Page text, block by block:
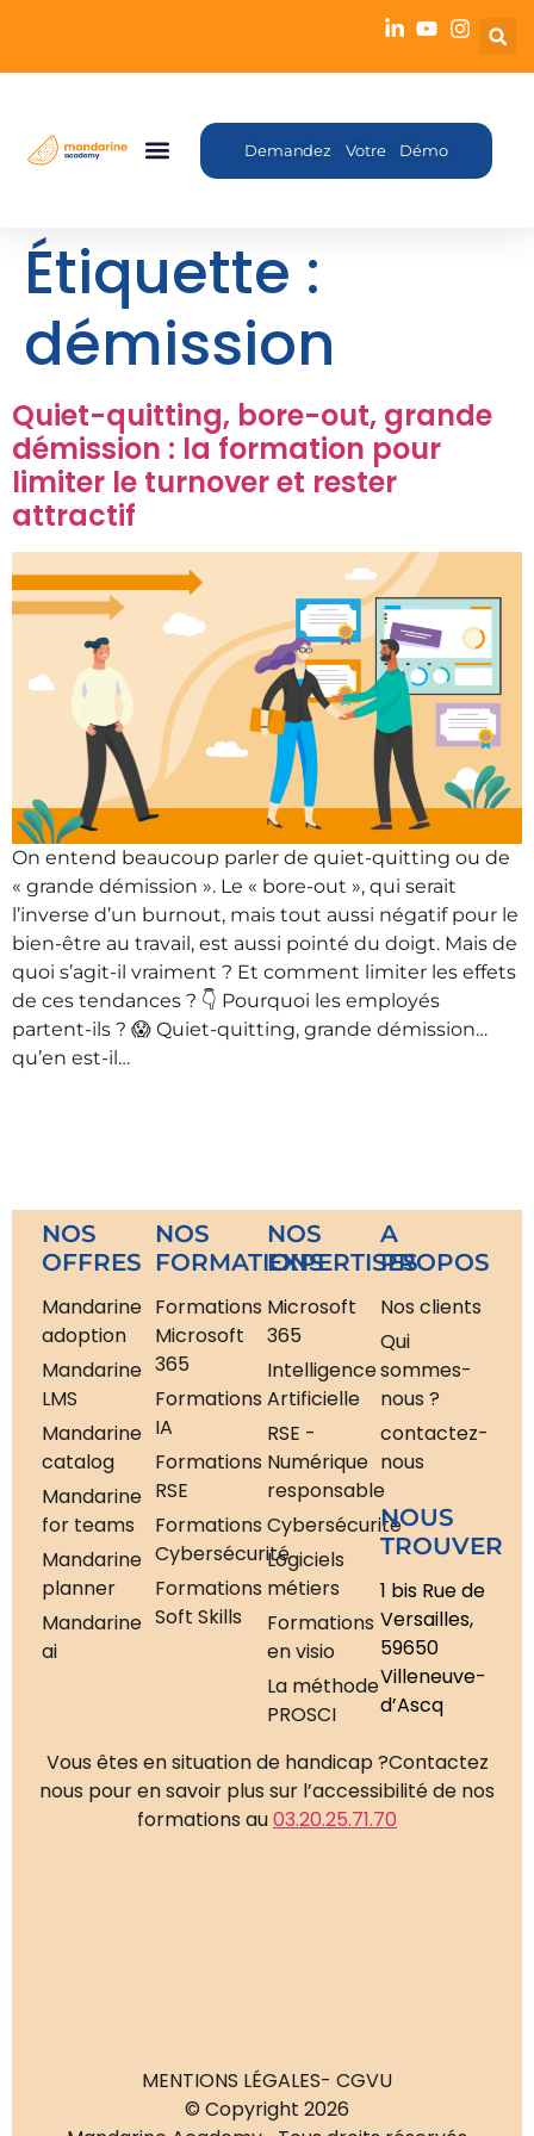
Demandez Votre Démo
Étiquette :
démission
Quiet-quitting, bore-out, grande
démission : la formation pour
limiter le turnover et rester
attractif
On entend beaucoup parler de quiet-quitting ou de
« grande démission ». Le « bore-out », qui serait
l’inverse d’un burnout, mais tout aussi négatif pour le
bien-être au travail, est aussi pointé du doigt. Mais de
quoi s’agit-il vraiment ? Et comment limiter les effets
de ces tendances ? 👇 Pourquoi les employés
partent-ils ? 😱 Quiet-quitting, grande démission…
qu’en est-il…
NOS
OFFRES
Mandarine
adoption
Mandarine
LMS
Mandarine
catalog
Mandarine
for teams
Mandarine
planner
Mandarine
ai
NOS
FORMATIONS
Formations
Microsoft
365
Formations
IA
Formations
RSE
Formations
Cybersécurité
Formations
Soft Skills
NOS
EXPERTISES
Microsoft
365
Intelligence
Artificielle
RSE -
Numérique
responsable
Cybersécurité
Logiciels
métiers
Formations
en visio
La méthode
PROSCI
A
PROPOS
Nos clients
Qui
sommes-
nous ?
contactez-
nous
NOUS
TROUVER
1 bis Rue de
Versailles,
59650
Villeneuve-
d’Ascq
Vous êtes en situation de handicap ?Contactez
nous pour en savoir plus sur l’accessibilité de nos
formations au03.20.25.71.70
MENTIONS LÉGALES- CGVU
© Copyright 2026